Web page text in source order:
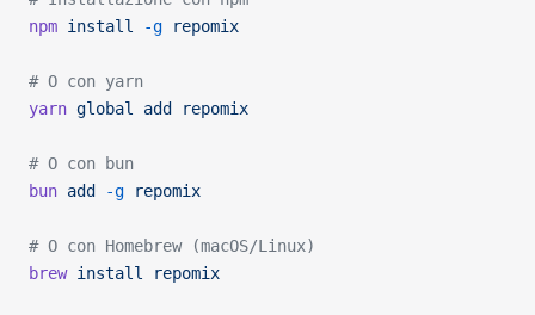
npm install -g repomix
# O con yarn
yarn global add repomix
# O con bun
bun add -g repomix
# O con Homebrew (macOS/Linux)
brew install repomix